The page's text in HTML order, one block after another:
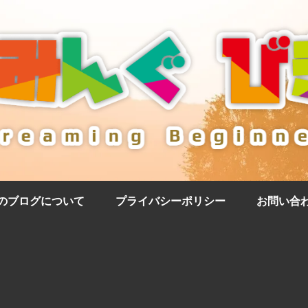
ブログについて プライバシーポリシー お問い合